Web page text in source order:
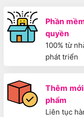
Phần
quyền
100% từ
phát triển
Thêm
phẩm
Liên tục